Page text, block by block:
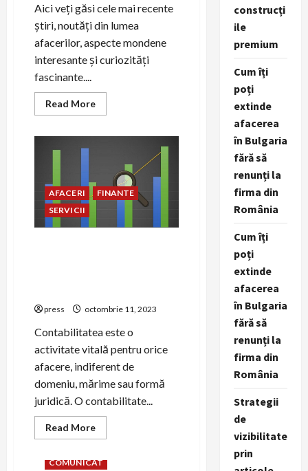
Aici veți găsi cele mai recente
știri, noutăți din lumea
afacerilor, aspecte mondene
interesante și curiozități
fascinante....
Read MoreRead
more
Online
România
AFACERI
FINANTE
SERVICII
press octombrie 11, 2023
Contabilitatea este o
activitate vitală pentru orice
afacere, indiferent de
domeniu, mărime sau formă
juridică. O contabilitate...
Read MoreRead
more
să
AFACERI
COMUNICAT
construcți
ile
premium
Cum îți
poți
extinde
afacerea
în Bulgaria
fără să
renunți la
firma din
România
Cum îți
poți
extinde
afacerea
în Bulgaria
fără să
renunți la
firma din
România
Strategii
de
vizibilitate
prin